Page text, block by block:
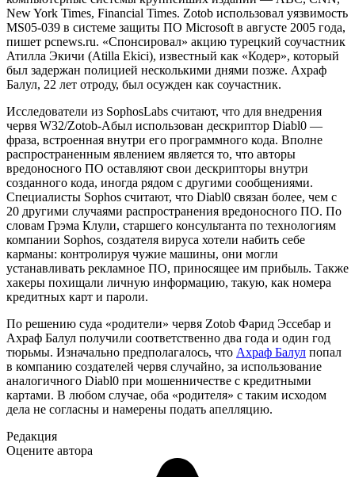
New York Times, Financial Times. Zotob использовал уязвимость
MS05-039 в системе защиты ПО Microsoft в августе 2005 года,
пишет pcnews.ru. «Спонсировал» акцию турецкий соучастник
Атилла Экичи (Atilla Ekici), известный как «Кодер», который
был задержан полицией несколькими днями позже. Ахраф
Балул, 22 лет отроду, был осужден как соучастник.
Исследователи из SophosLabs считают, что для внедрения
червя W32/Zotob-Aбыл использован дескриптор Diabl0 —
фраза, встроенная внутри его программного кода. Вполне
распространенным явлением является то, что авторы
вредоносного ПО оставляют свои дескрипторы внутри
созданного кода, иногда рядом с другими сообщениями.
Специалисты Sophos считают, что Diabl0 связан более, чем с
20 другими случаями распространения вредоносного ПО. По
словам Грэма Клули, старшего консультанта по технологиям
компании Sophos, создателя вируса хотели набить себе
карманы: контролируя чужие машины, они могли
устанавливать рекламное ПО, приносящее им прибыль. Также
хакеры похищали личную информацию, такую, как номера
кредитных карт и пароли.
По решению суда «родители» червя Zotob Фарид Эссебар и
Ахраф Балул получили соответственно два года и один год
тюрьмы. Изначально предполагалось, что Ахраф Балул попал
в компанию создателей червя случайно, за использование
аналогичного Diabl0 при мошенничестве с кредитными
картами. В любом случае, оба «родителя» с таким исходом
дела не согласны и намерены подать апелляцию.
Редакция
Оцените автора